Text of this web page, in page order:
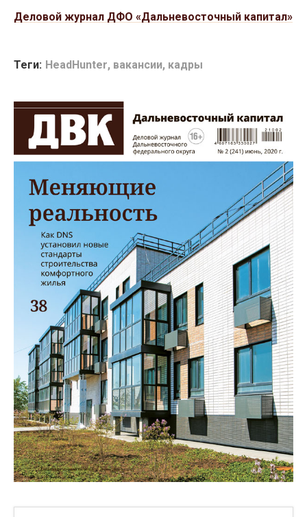
Деловой журнал ДФО «Дальневосточный капитал»
Теги: HeadHunter, вакансии, кадры